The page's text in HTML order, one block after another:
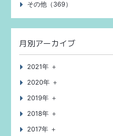
その他（369）
月別アーカイブ
2021年 ＋
2020年 ＋
2019年 ＋
2018年 ＋
2017年 ＋